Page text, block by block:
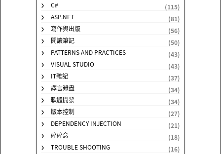
C#
(115)
ASP.NET
(81)
寫作與出版
(56)
閱讀筆記
(50)
PATTERNS AND PRACTICES
(43)
VISUAL STUDIO
(43)
IT雜記
(37)
譯言難盡
(34)
軟體開發
(34)
版本控制
(27)
DEPENDENCY INJECTION
(21)
碎碎念
(18)
TROUBLE SHOOTING
(16)